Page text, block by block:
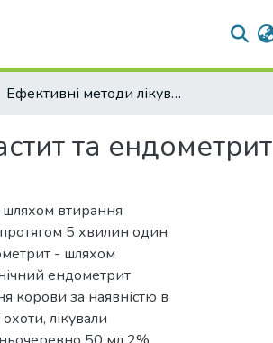
Ефективні методи лікування корів, хворих на мастит та ендометрит
та ендометрит
шляхом втирання
протягом 5 хвилин один
- шляхом
ендометрит
корови за наявністю в
лікували